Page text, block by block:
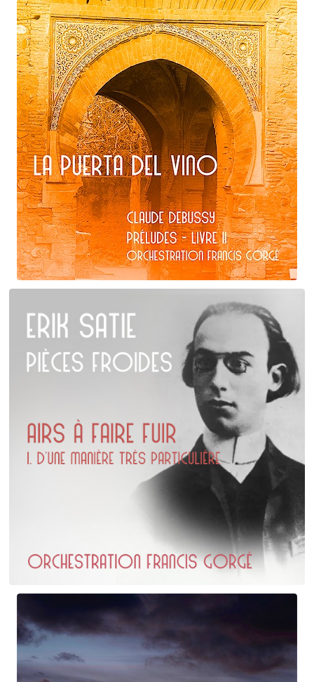
Claude Debussy
La puerta del vino
Erik Satie
D'une manière particulière